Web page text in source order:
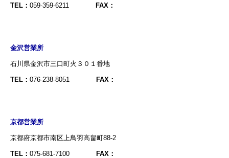
TEL： 059-359-6211 FAX：
金沢営業所
石川県金沢市三口町火３０１番地
TEL： 076-238-8051 FAX：
京都営業所
京都府京都市南区上鳥羽高畠町88-2
TEL： 075-681-7100 FAX：